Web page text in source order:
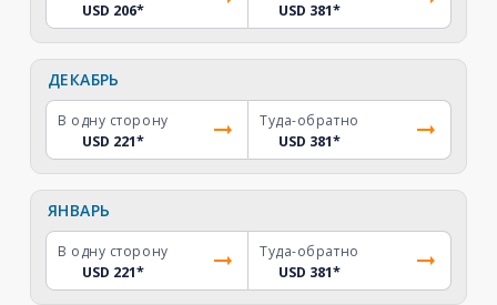
USD 206*
USD 381*
ДЕКАБРЬ
В одну сторону
USD 221*
Туда-обратно
USD 381*
ЯНВАРЬ
В одну сторону
USD 221*
Туда-обратно
USD 381*